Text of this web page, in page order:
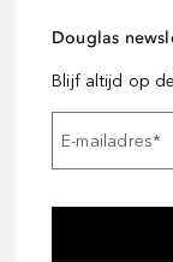
Douglas
Blijf altijd op
E-mailadres*